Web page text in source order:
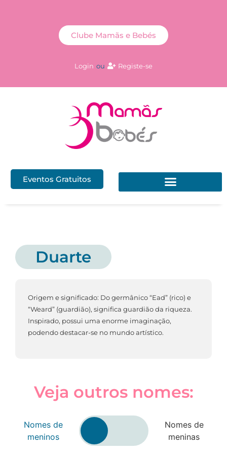
Login ou Registe-se
Clube Mamãs e Bebés
Eventos Gratuitos
Duarte
Origem e significado: Do germânico “Ead” (rico) e
“Weard” (guardião), significa guardião da riqueza.
Inspirado, possui uma enorme imaginação,
podendo destacar-se no mundo artístico.
Veja outros nomes:
Nomes de
meninos
Nomes de
meninas